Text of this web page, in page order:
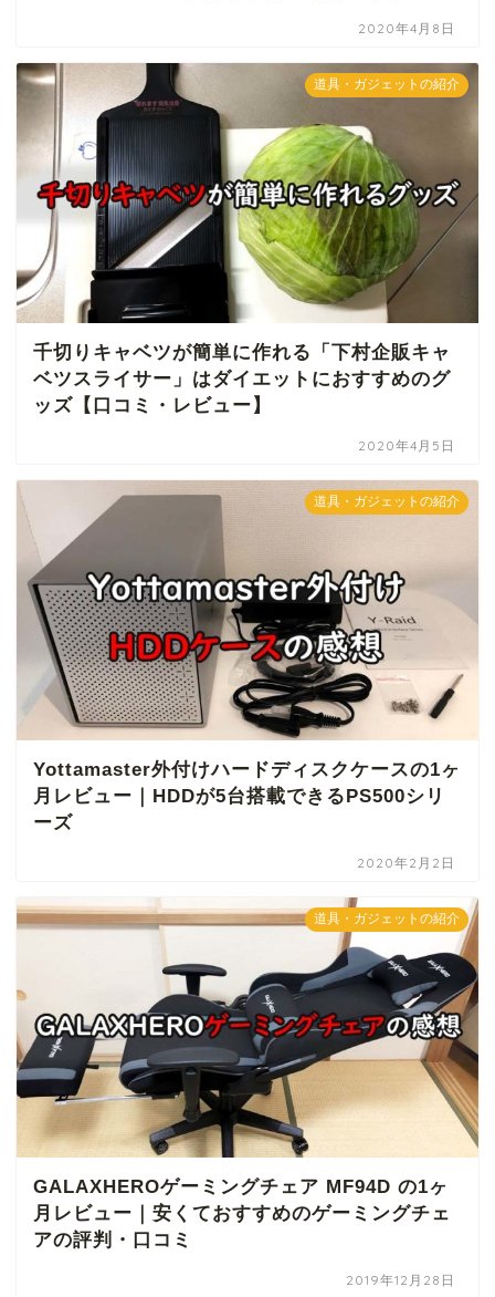
2020年4月8日
道具・ガジェットの紹介
千切りキャベツが簡単に作れる「下村企販キャ
ベツスライサー」はダイエットにおすすめのグ
ッズ【口コミ・レビュー】
2020年4月5日
道具・ガジェットの紹介
Yottamaster外付けハードディスクケースの1ヶ
月レビュー｜HDDが5台搭載できるPS500シリ
ーズ
2020年2月2日
道具・ガジェットの紹介
GALAXHEROゲーミングチェア MF94D の1ヶ
月レビュー｜安くておすすめのゲーミングチェ
アの評判・口コミ
2019年12月28日